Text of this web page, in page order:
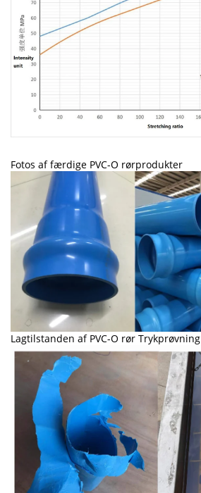
Fotos af færdige PVC-O rørprodukter
Lagtilstanden af PVC-O rør Trykprøvning